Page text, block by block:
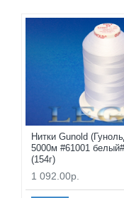
Нитки Gunold
5000м #61001
(154г)
1 092.00р.